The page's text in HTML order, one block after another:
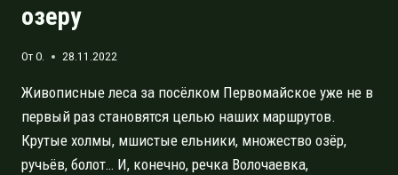
озеру
ОтO. 28.11.2022
Живописные леса за посёлком Первомайское уже не в
первый раз становятся целью наших маршрутов.
Крутые холмы, мшистые ельники, множество озёр,
ручьёв, болот… И, конечно, речка Волочаевка,